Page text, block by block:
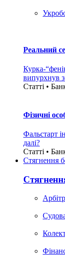
Реальний
Курка-
випурхнув
Статті •
Фізичні
Фальстарт
далі?
Статті •
Стягнення